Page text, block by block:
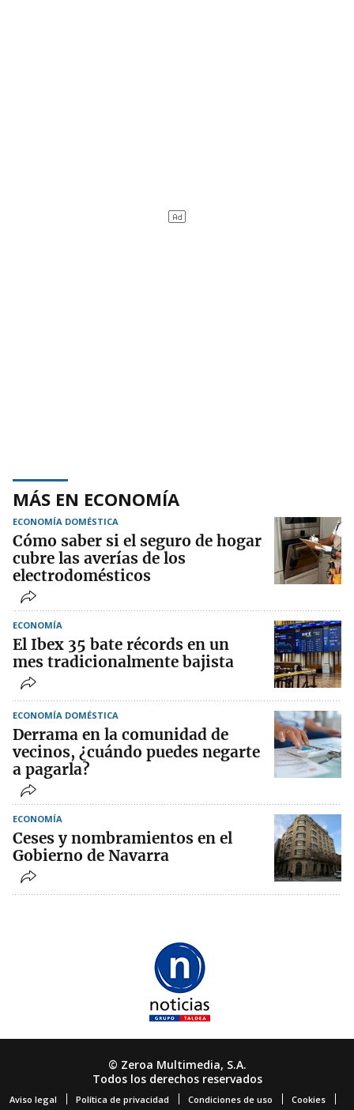
MÁS EN ECONOMÍA
ECONOMÍA DOMÉSTICA
Cómo saber si el seguro de hogar
cubre las averías de los
electrodomésticos
ECONOMÍA
El Ibex 35 bate récords en un
mes tradicionalmente bajista
ECONOMÍA DOMÉSTICA
Derrama en la comunidad de
vecinos, ¿cuándo puedes negarte
a pagarla?
ECONOMÍA
Ceses y nombramientos en el
Gobierno de Navarra
© Zeroa Multimedia, S.A.
Todos los derechos reservados
Aviso legal Política de privacidad Condiciones de uso Cookies